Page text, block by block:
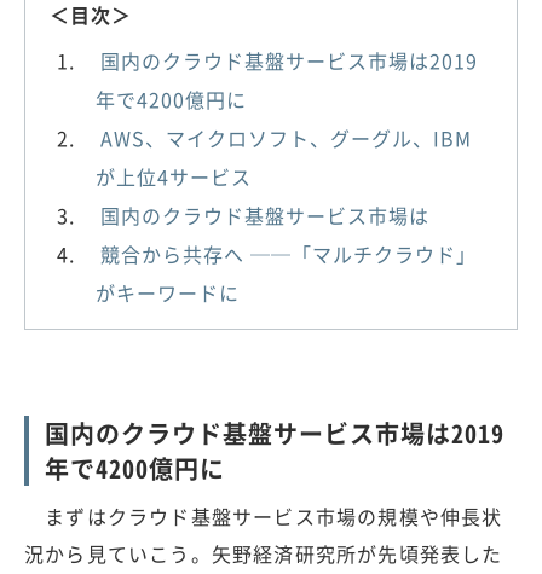
＜目次＞
国内のクラウド基盤サービス市場は2019
年で4200億円に
AWS、マイクロソフト、グーグル、IBM
が上位4サービス
国内のクラウド基盤サービス市場は
競合から共存へ ──「マルチクラウド」
がキーワードに
国内のクラウド基盤サービス市場は2019
年で4200億円に
まずはクラウド基盤サービス市場の規模や伸長状
況から見ていこう。矢野経済研究所が先頃発表した